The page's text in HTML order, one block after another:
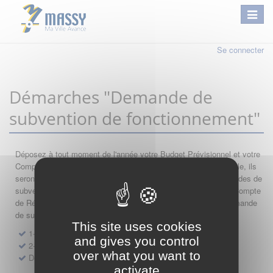
Se connecter
Démarches "Demande de
subvention de fonctionnement"
Déposez à tout moment de l'année votre Budget Prévisionnel et votre
Compte de Résultat : si leur année comptable est encore valable, ils
seront automatiquement réutilisés lors de vos nouvelles demandes de
subvention. Par conséquent merci de saisir dans l'ordre votre Compte
de Résultat, votre Budget Prévisionnel, et de finir par votre demande
de subvention.
1- Dépôt de Compte de Résultat de Fonctionnement
2- Dépôt de Budget Prévisionnel de Fonctionnement
Demande de subvention de fonctionnement 2027
This site uses cookies
and gives you control
over what you want to
activate